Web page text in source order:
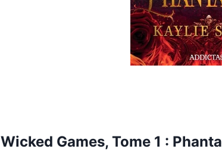
Wicked Games, Tome 1 :